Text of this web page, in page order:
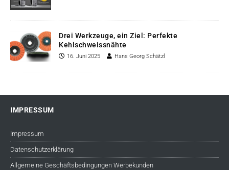
Drei Werkzeuge, ein Ziel: Perfekte
Kehlschweissnähte
16. Juni 2025 Hans Georg Schätzl
IMPRESSUM
Impressum
Datenschutzerklärung
Allgemeine Geschäftsbedingungen Werbekunden